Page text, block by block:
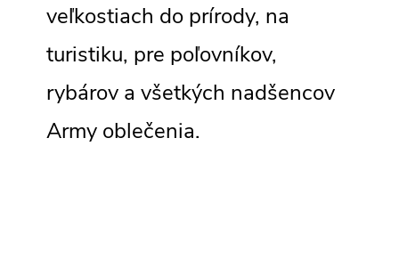
veľkostiach do prírody, na
turistiku, pre poľovníkov,
rybárov a všetkých nadšencov
Army oblečenia.